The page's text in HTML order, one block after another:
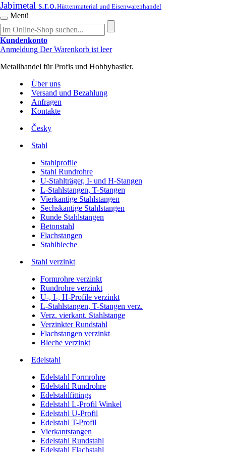
Jabimetal s.r.o.Hüttenmaterial und Eisenwarenhandel
Menü
Kundenkonto
Anmeldung Der Warenkorb ist leer
Metallhandel für Profis und Hobbybastler.
Über uns
Versand und Bezahlung
Anfragen
Kontakte
Česky
Stahl
Stahlprofile
Stahl Rundrohre
U-Stahlträger, I- und H-Stangen
L-Stahlstangen, T-Stangen
Vierkantige Stahlstangen
Sechskantige Stahlstangen
Runde Stahlstangen
Betonstahl
Flachstangen
Stahlbleche
Stahl verzinkt
Formrohre verzinkt
Rundrohre verzinkt
U-, I-, H-Profile verzinkt
L-Stahlstangen, T-Stangen verz.
Verz. vierkant. Stahlstange
Verzinkter Rundstahl
Flachstangen verzinkt
Bleche verzinkt
Edelstahl
Edelstahl Formrohre
Edelstahl Rundrohre
Edelstahlfittings
Edelstahl L-Profil Winkel
Edelstahl U-Profil
Edelstahl T-Profil
Vierkantstangen
Edelstahl Rundstahl
Edelstahl Flachstahl